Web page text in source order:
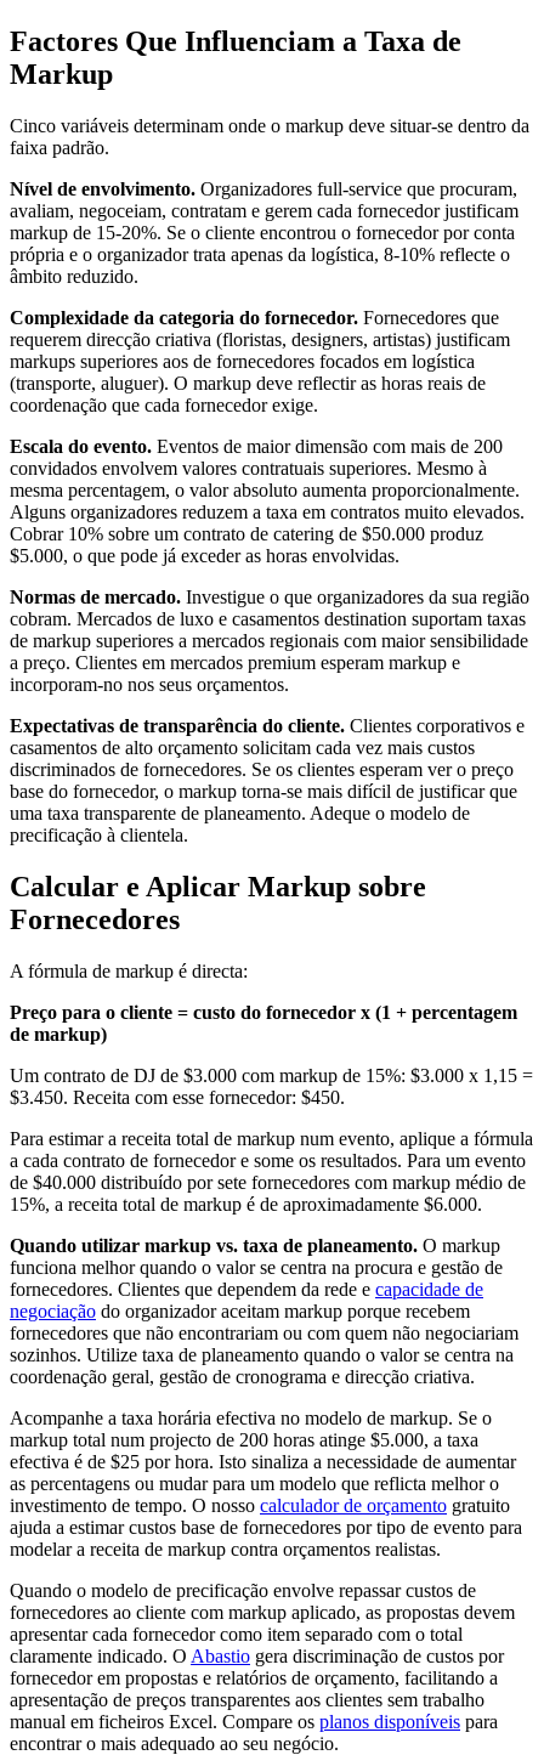
Factores Que Influenciam a Taxa de
Markup
Cinco variáveis determinam onde o markup deve situar-se dentro da
faixa padrão.
Nível de envolvimento. Organizadores full-service que procuram,
avaliam, negoceiam, contratam e gerem cada fornecedor justificam
markup de 15-20%. Se o cliente encontrou o fornecedor por conta
própria e o organizador trata apenas da logística, 8-10% reflecte o
âmbito reduzido.
Complexidade da categoria do fornecedor. Fornecedores que
requerem direcção criativa (floristas, designers, artistas) justificam
markups superiores aos de fornecedores focados em logística
(transporte, aluguer). O markup deve reflectir as horas reais de
coordenação que cada fornecedor exige.
Escala do evento. Eventos de maior dimensão com mais de 200
convidados envolvem valores contratuais superiores. Mesmo à
mesma percentagem, o valor absoluto aumenta proporcionalmente.
Alguns organizadores reduzem a taxa em contratos muito elevados.
Cobrar 10% sobre um contrato de catering de $50.000 produz
$5.000, o que pode já exceder as horas envolvidas.
Normas de mercado. Investigue o que organizadores da sua região
cobram. Mercados de luxo e casamentos destination suportam taxas
de markup superiores a mercados regionais com maior sensibilidade
a preço. Clientes em mercados premium esperam markup e
incorporam-no nos seus orçamentos.
Expectativas de transparência do cliente. Clientes corporativos e
casamentos de alto orçamento solicitam cada vez mais custos
discriminados de fornecedores. Se os clientes esperam ver o preço
base do fornecedor, o markup torna-se mais difícil de justificar que
uma taxa transparente de planeamento. Adeque o modelo de
precificação à clientela.
Calcular e Aplicar Markup sobre
Fornecedores
A fórmula de markup é directa:
Preço para o cliente = custo do fornecedor x (1 + percentagem
de markup)
Um contrato de DJ de $3.000 com markup de 15%: $3.000 x 1,15 =
$3.450. Receita com esse fornecedor: $450.
Para estimar a receita total de markup num evento, aplique a fórmula
a cada contrato de fornecedor e some os resultados. Para um evento
de $40.000 distribuído por sete fornecedores com markup médio de
15%, a receita total de markup é de aproximadamente $6.000.
Quando utilizar markup vs. taxa de planeamento. O markup
funciona melhor quando o valor se centra na procura e gestão de
fornecedores. Clientes que dependem da rede e capacidade de
negociação do organizador aceitam markup porque recebem
fornecedores que não encontrariam ou com quem não negociariam
sozinhos. Utilize taxa de planeamento quando o valor se centra na
coordenação geral, gestão de cronograma e direcção criativa.
Acompanhe a taxa horária efectiva no modelo de markup. Se o
markup total num projecto de 200 horas atinge $5.000, a taxa
efectiva é de $25 por hora. Isto sinaliza a necessidade de aumentar
as percentagens ou mudar para um modelo que reflicta melhor o
investimento de tempo. O nosso calculador de orçamento gratuito
ajuda a estimar custos base de fornecedores por tipo de evento para
modelar a receita de markup contra orçamentos realistas.
Quando o modelo de precificação envolve repassar custos de
fornecedores ao cliente com markup aplicado, as propostas devem
apresentar cada fornecedor como item separado com o total
claramente indicado. O Abastio gera discriminação de custos por
fornecedor em propostas e relatórios de orçamento, facilitando a
apresentação de preços transparentes aos clientes sem trabalho
manual em ficheiros Excel. Compare os planos disponíveis para
encontrar o mais adequado ao seu negócio.